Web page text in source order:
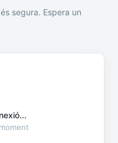
segura. Espera un